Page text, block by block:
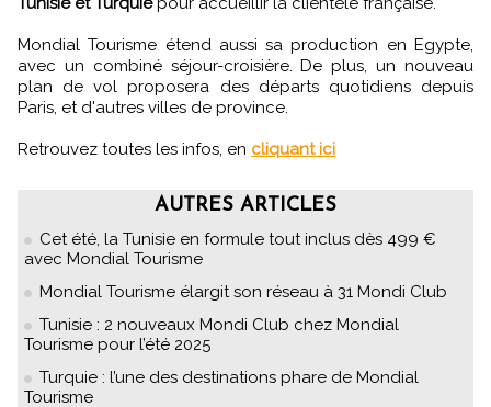
Mondial Tourisme étend aussi sa production en Egypte,
avec un combiné séjour-croisière. De plus, un nouveau
plan de vol proposera des départs quotidiens depuis
Paris, et d'autres villes de province.
Retrouvez toutes les infos, en cliquant ici
AUTRES ARTICLES
Cet été, la Tunisie en formule tout inclus dès 499 €
avec Mondial Tourisme
Mondial Tourisme élargit son réseau à 31 Mondi Club
Tunisie : 2 nouveaux Mondi Club chez Mondial
Tourisme pour l’été 2025
Turquie : l’une des destinations phare de Mondial
Tourisme